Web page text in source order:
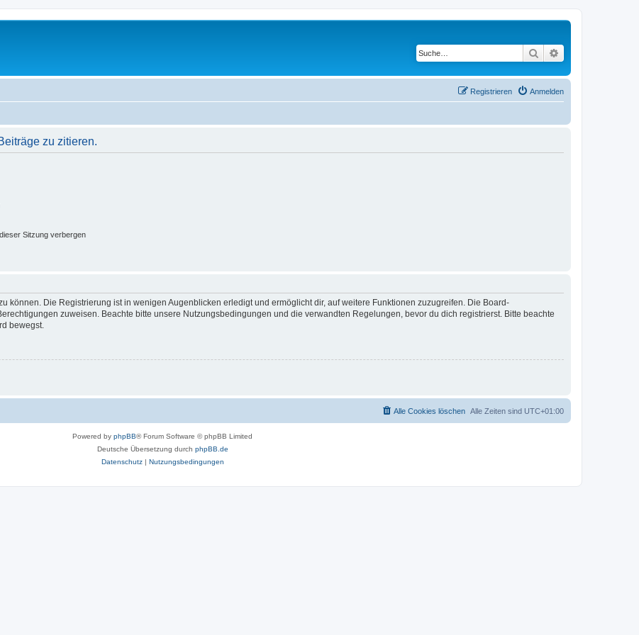
Suche
Anmelden
Registrieren
zu zitieren.
Sitzung verbergen
können. Die Registrierung ist in wenigen Augenblicken erledigt und ermöglicht dir, auf weitere Funktionen zuzugreifen. Die Board-
zuweisen. Beachte bitte unsere Nutzungsbedingungen und die verwandten Regelungen, bevor du dich registrierst. Bitte beachte
bewegst.
Alle Zeiten sind UTC+01:00
Alle Cookies löschen
Powered by phpBB® Forum Software © phpBB Limited
Deutsche Übersetzung durch phpBB.de
Datenschutz| Nutzungsbedingungen